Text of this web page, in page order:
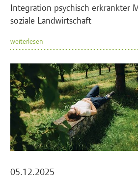
Integration psychisch erkrankter
soziale Landwirtschaft
weiterlesen
05.12.2025